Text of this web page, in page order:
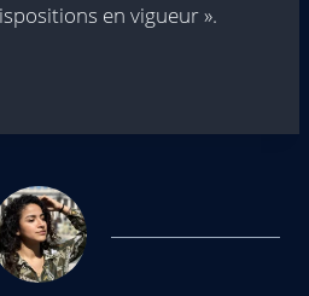
en vigueur ».